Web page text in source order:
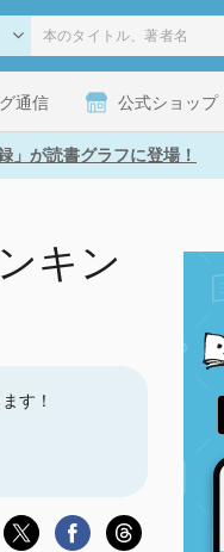
通信 公式ショップ
」が読書グラフに登場！
キン
す！